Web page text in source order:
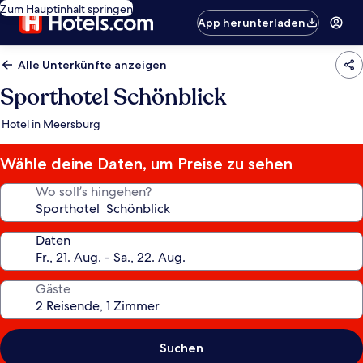
Zum Hauptinhalt springen
App herunterladen
Alle Unterkünfte anzeigen
Sporthotel Schönblick
Hotel in Meersburg
Wähle deine Daten, um Preise zu sehen
Wo soll’s hingehen?
Daten
Gäste
Suchen